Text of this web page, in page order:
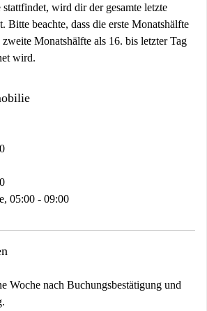
wird dir der gesamte letzte
Bitte beachte, dass die erste Monatshälfte
Monatshälfte als 16. bis letzter Tag
wird.
05:00 - 09:00
Woche nach Buchungsbestätigung und